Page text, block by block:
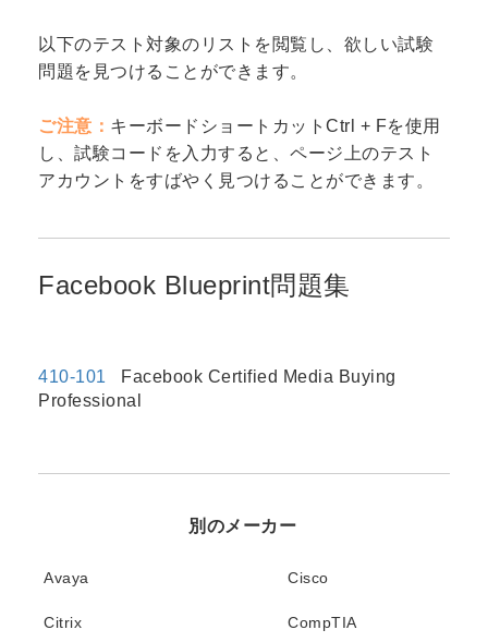
以下のテスト対象のリストを閲覧し、欲しい試験
問題を見つけることができます。
ご注意： キーボードショートカットCtrl + Fを使用
し、試験コードを入力すると、ページ上のテスト
アカウントをすばやく見つけることができます。
Facebook Blueprint問題集
410-101 Facebook Certified Media Buying
Professional
別のメーカー
Avaya Cisco
Citrix CompTIA